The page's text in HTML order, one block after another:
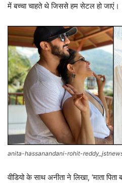
में बच्चा चाहते थे जिससे हम सेटल हो जाएं।
anita-hassanandani-rohit-
वीडियो के साथ अनीता ने लिखा, ‘माता